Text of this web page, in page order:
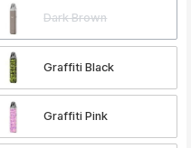
Dark Brown
Graffiti Black
Graffiti Pink